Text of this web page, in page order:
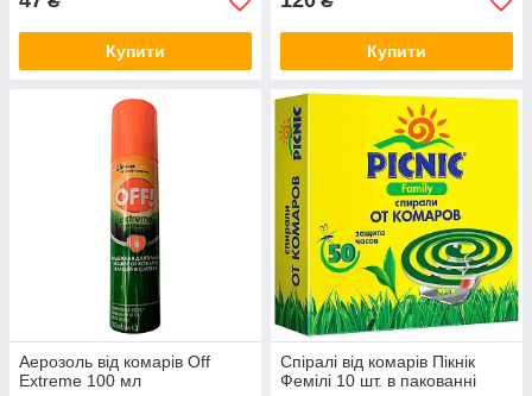
Купити Купити
Аерозоль від комарів Off
Extreme 100 мл
Спіралі від комарів Пікнік
Фемілі 10 шт. в пакованні